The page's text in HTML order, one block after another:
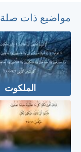
مواضيع ذات صلة
الملكوت